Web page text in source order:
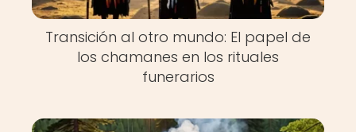
Transición al otro mundo: El papel de
los chamanes en los rituales
funerarios